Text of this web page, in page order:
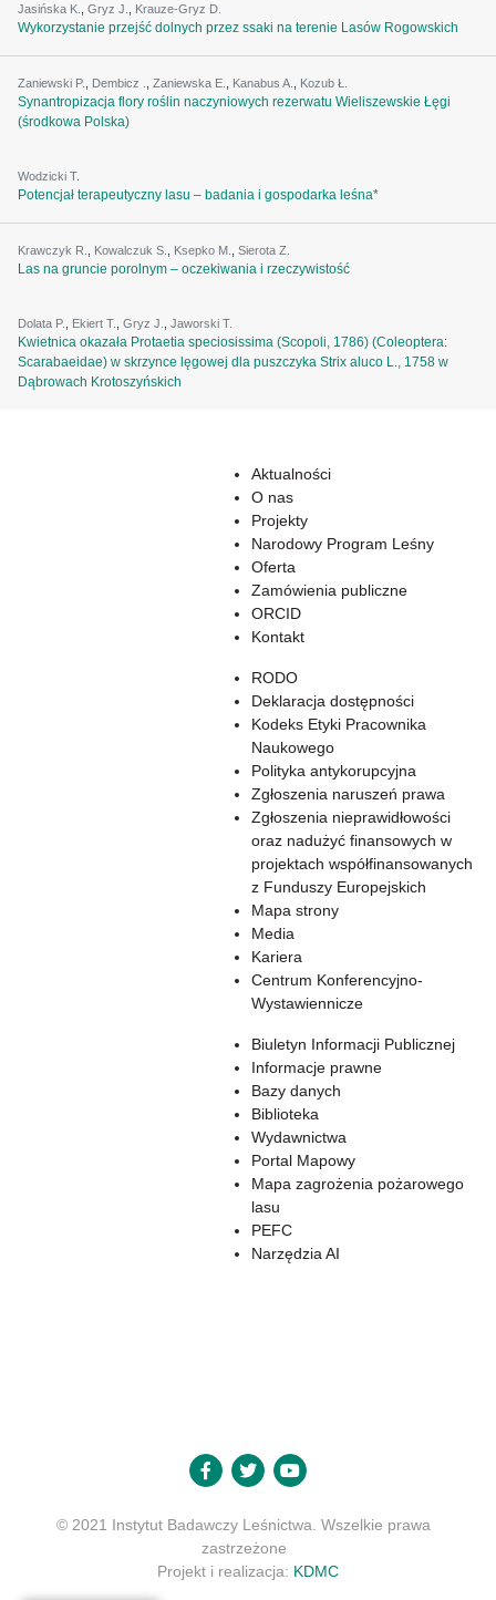
Jasińska K. Gryz J. Krauze-Gryz D.
Wykorzystanie przejść dolnych przez ssaki na terenie Lasów Rogowskich
Zaniewski P. Dembicz . Zaniewska E. Kanabus A. Kozub Ł.
Synantropizacja flory roślin naczyniowych rezerwatu Wieliszewskie Łęgi
(środkowa Polska)
Wodzicki T.
Potencjał terapeutyczny lasu – badania i gospodarka leśna*
Krawczyk R. Kowalczuk S. Ksepko M. Sierota Z.
Las na gruncie porolnym – oczekiwania i rzeczywistość
Dolata P. Ekiert T. Gryz J. Jaworski T.
Kwietnica okazała Protaetia speciosissima (Scopoli, 1786) (Coleoptera:
Scarabaeidae) w skrzynce lęgowej dla puszczyka Strix aluco L., 1758 w
Dąbrowach Krotoszyńskich
Aktualności
O nas
Projekty
Narodowy Program Leśny
Oferta
Zamówienia publiczne
ORCID
Kontakt
RODO
Deklaracja dostępności
Kodeks Etyki Pracownika
Naukowego
Polityka antykorupcyjna
Zgłoszenia naruszeń prawa
Zgłoszenia nieprawidłowości
oraz nadużyć finansowych w
projektach współfinansowanych
z Funduszy Europejskich
Mapa strony
Media
Kariera
Centrum Konferencyjno-
Wystawiennicze
Biuletyn Informacji Publicznej
Informacje prawne
Bazy danych
Biblioteka
Wydawnictwa
Portal Mapowy
Mapa zagrożenia pożarowego
lasu
PEFC
Narzędzia AI
© 2021 Instytut Badawczy Leśnictwa. Wszelkie prawa
zastrzeżone
Projekt i realizacja: KDMC